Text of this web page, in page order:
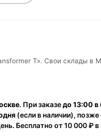
T». Свои склады в
. При заказедо 13:00 в
(если в наличии),
Бесплатно от 10 000 ₽ в